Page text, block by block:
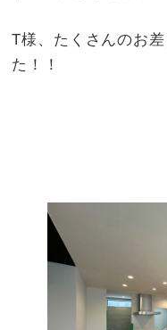
T様、たくさんのお
た！！